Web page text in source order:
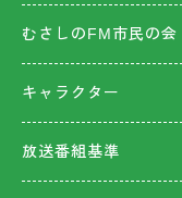
むさしのFM市民の会
キャラクター
放送番組基準